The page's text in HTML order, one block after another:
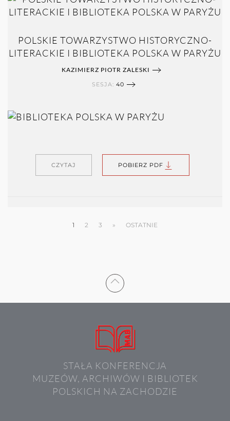
POLSKIE TOWARZYSTWO HISTORYCZNO-
LITERACKIE I BIBLIOTEKA POLSKA W PARYŻU
KAZIMIERZ PIOTR ZALESKI
SESJA: 40
CZYTAJ POBIERZ PDF
1 2 3 » OSTATNIE
STAŁA KONFERENCJA
MUZEÓW, ARCHIWÓW I BIBLIOTEK
POLSKICH NA ZACHODZIE